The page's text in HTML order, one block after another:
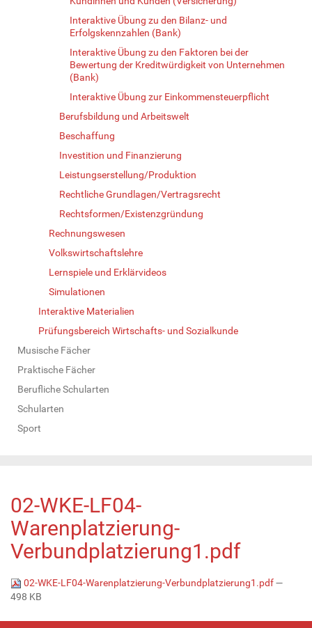
Interaktive Übung zu den Bilanz- und
Erfolgskennzahlen (Bank)
Interaktive Übung zu den Faktoren bei der
Bewertung der Kreditwürdigkeit von Unternehmen
(Bank)
Interaktive Übung zur Einkommensteuerpflicht
Berufsbildung und Arbeitswelt
Beschaffung
Investition und Finanzierung
Leistungserstellung/Produktion
Rechtliche Grundlagen/Vertragsrecht
Rechtsformen/Existenzgründung
Rechnungswesen
Volkswirtschaftslehre
Lernspiele und Erklärvideos
Simulationen
Interaktive Materialien
Prüfungsbereich Wirtschafts- und Sozialkunde
Musische Fächer
Praktische Fächer
Berufliche Schularten
Schularten
Sport
02-WKE-LF04-
Warenplatzierung-
Verbundplatzierung1.pdf
02-WKE-LF04-Warenplatzierung-Verbundplatzierung1.pdf—
498 KB